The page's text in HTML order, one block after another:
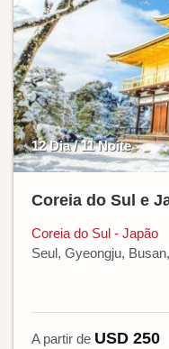
12 Dia / 11 Noite
Coreia do Sul e
Coreia do Sul - Japão
Seul, Gyeongju,
A partir de USD 250